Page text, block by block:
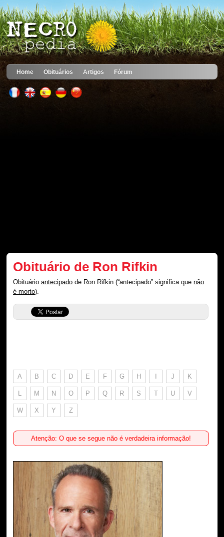
Home Obituários Artigos Fórum
Obituário de Ron Rifkin
Obituárioantecipado de Ron Rifkin (“antecipado” significa quenão
é morto).
A B C D E F G H I J K
L M N O P Q R S T U V
W X Y Z
Atenção: O que se segue não é verdadeira informação!